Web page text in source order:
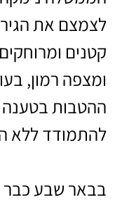
לצמצם את
קטנים
ומצפה רמון,
ההטבות בטענה
להתמודד ללא
בבאר שבע כבר